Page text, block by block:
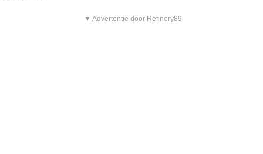
▼ Advertentie door Refinery89